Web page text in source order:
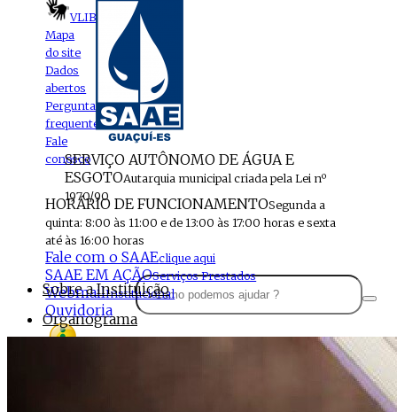
VLIBRAS
Mapa
do site
Dados
abertos
Perguntas
frequentes
Fale
conosco
SERVIÇO AUTÔNOMO DE ÁGUA E
ESGOTOAutarquia municipal criada pela Lei nº
1970/90
HORÁRIO DE FUNCIONAMENTOSegunda a
quinta: 8:00 às 11:00 e de 13:00 às 17:00 horas e sexta
até às 16:00 horas
Fale com o SAAEclique aqui
SAAE EM AÇÃOServiços Prestados
WebmailInstitucional
Ouvidoria
Sobre a Instituição
Organograma